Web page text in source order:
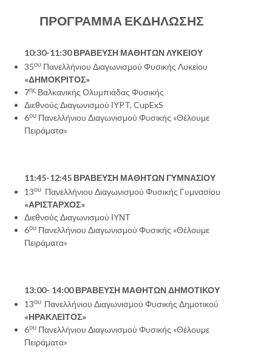
ΠΡΟΓΡΑΜΜΑ ΕΚΔΗΛΩΣΗΣ
10:30-11:30 ΒΡΑΒΕΥΣΗ ΜΑΘΗΤΩΝ ΛΥΚΕΙΟΥ
35ου Πανελλήνιου Διαγωνισμού Φυσικής Λυκείου
«ΔΗΜΟΚΡΙΤΟΣ»
7ης Βαλκανικής Ολυμπιάδας Φυσικής
Διεθνούς Διαγωνισμού ΙΥPT, CupExS
6ου Πανελλήνιου Διαγωνισμού Φυσικής «Θέλουμε
Πειράματα»
11:45-12:45 ΒΡΑΒΕΥΣΗ ΜΑΘΗΤΩΝ ΓΥΜΝΑΣΙΟΥ
13ου Πανελλήνιου Διαγωνισμού Φυσικής Γυμνασίου
«ΑΡΙΣΤΑΡΧΟΣ»
Διεθνούς Διαγωνισμού ΙΥΝΤ
6ου Πανελλήνιου Διαγωνισμού Φυσικής «Θέλουμε
Πειράματα»
13:00- 14:00 ΒΡΑΒΕΥΣΗ ΜΑΘΗΤΩΝ ΔΗΜΟΤΙΚΟΥ
13ου Πανελλήνιου Διαγωνισμού Φυσικής Δημοτικού
«ΗΡΑΚΛΕΙΤΟΣ»
6ου Πανελλήνιου Διαγωνισμού Φυσικής «Θέλουμε
Πειράματα»